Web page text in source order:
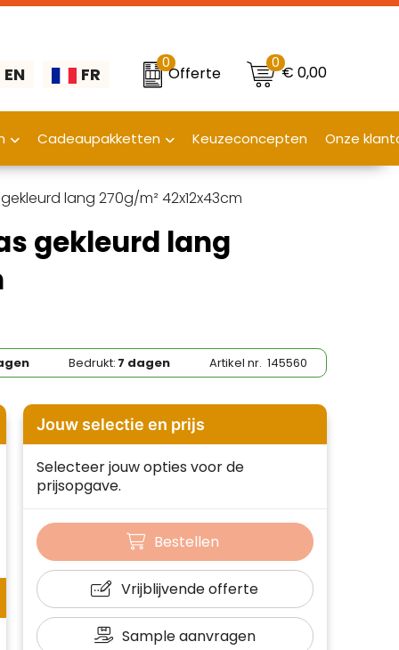
EN FR
0
Offerte
0€ 0,00
Cadeaupakketten Keuzeconcepten Onze
lang 270g/m² 42x12x43cm
gekleurd lang
Bedrukt: 7 dagen Artikel nr.145560
Jouw selectie en prijs
Selecteer jouw opties voor de
prijsopgave.
Bestellen
Vrijblijvende offerte
Sample aanvragen